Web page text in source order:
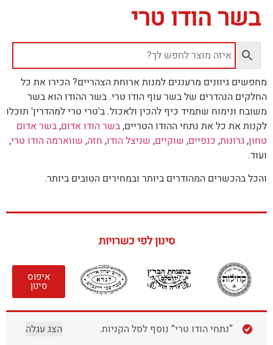
בשר הודו טרי
מחפשים גיוונים מרעננים למנות ארוחת הצהריים? הכירו את כל
החלקים הנהדרים של בשר עוף הודו טרי. בשר ההודו הוא בשר
משובח ונימוח שתמיד כיף להכין ולאכול. ב'טרי טרי למהדרין' תוכלו
לקנות את כל את נתחי ההודו הטריים,בשר הודו אדום,בשר אדום
טחון,גרונות, כנפיים, שוקיים, שניצל הודו, חזה, שווארמה הודו טרי,
ועוד.
והכל בהכשרים המהודרים ביותר ובמחירים הטובים ביותר.
סינון לפי כשרויות
איפוס
סינון
“נתחי הודו טרי” נוסף לסל הקניות. הצג עגלה